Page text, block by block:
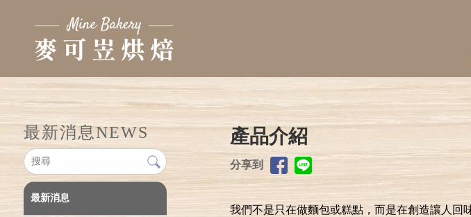
最新消息NEWS
最新消息
產品介紹
分享到
我們不是只在做麵包或糕點，而是在創造讓人回